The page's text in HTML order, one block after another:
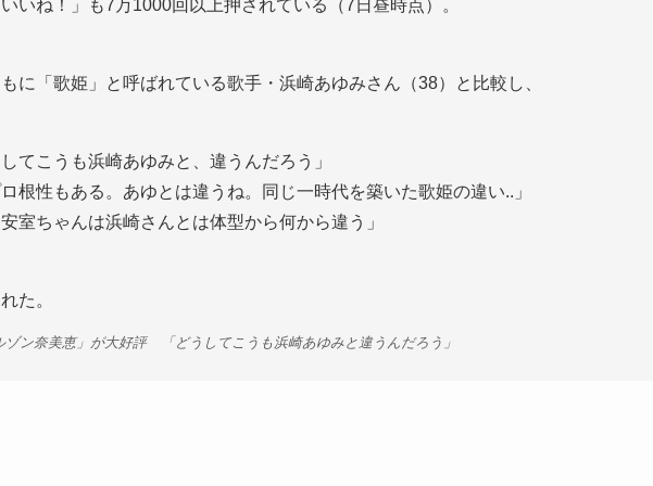
いね！」も7万1000回以上押されている（7日昼時点）。
に「歌姫」と呼ばれている歌手・浜崎あゆみさん（38）と比較し、
てこうも浜崎あゆみと、違うんだろう」
根性もある。あゆとは違うね。同じ一時代を築いた歌姫の違い..」
室ちゃんは浜崎さんとは体型から何から違う」
た。
ゾン奈美恵」が大好評 「どうしてこうも浜崎あゆみと違うんだろう」